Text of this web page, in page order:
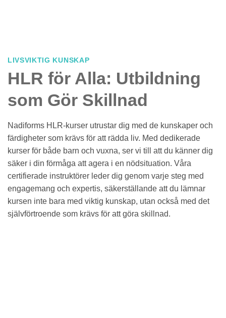
LIVSVIKTIG KUNSKAP
HLR för Alla: Utbildning
som Gör Skillnad
Nadiforms HLR-kurser utrustar dig med de kunskaper och
färdigheter som krävs för att rädda liv. Med dedikerade
kurser för både barn och vuxna, ser vi till att du känner dig
säker i din förmåga att agera i en nödsituation. Våra
certifierade instruktörer leder dig genom varje steg med
engagemang och expertis, säkerställande att du lämnar
kursen inte bara med viktig kunskap, utan också med det
självförtroende som krävs för att göra skillnad.